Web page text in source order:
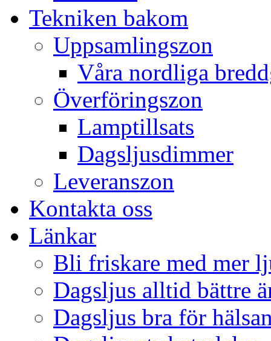
Tekniken bakom
Uppsamlingszon
Våra nordliga
Överföringszon
Lamptillsats
Dagsljusdimmer
Leveranszon
Kontakta oss
Länkar
Bli friskare med mer
Dagsljus alltid bättre
Dagsljus bra för